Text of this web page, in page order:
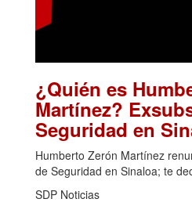
¿Quién es
Martínez?
Seguridad en
Humberto Zerón Martínez
de Seguridad en Sinaloa; te
SDP Noticias